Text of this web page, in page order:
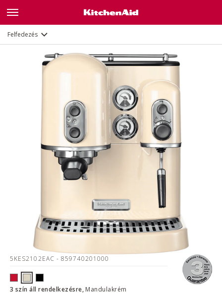
Felfedezés
5KES2102EAC - 859740201000
3 szín áll rendelkezésre, Mandulakrém